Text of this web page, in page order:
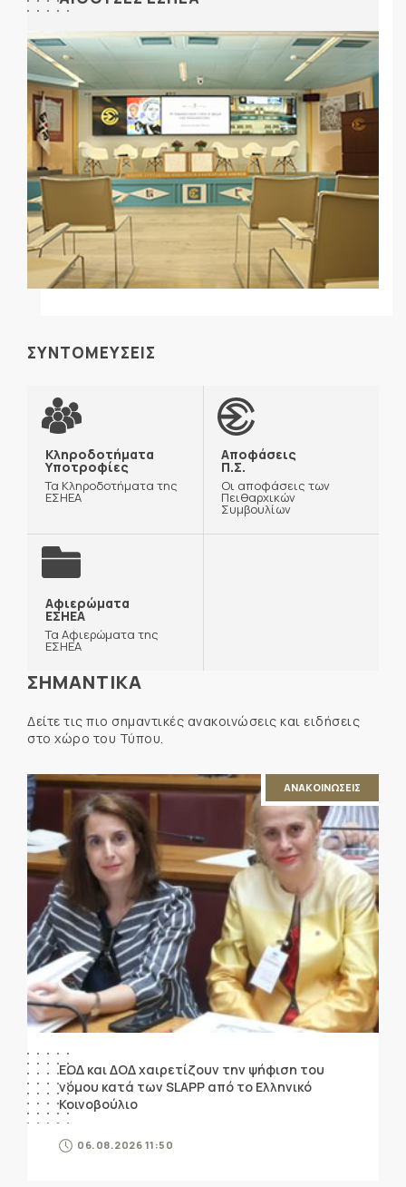
ΣΥΝΤΟΜΕΥΣΕΙΣ
Κληροδοτήματα
Υποτροφίες
Τα Κληροδοτήματα της
ΕΣΗΕΑ
Αποφάσεις
Π.Σ.
Οι αποφάσεις των
Πειθαρχικών
Συμβουλίων
Αφιερώματα
ΕΣΗΕΑ
Τα Αφιερώματα της
ΕΣΗΕΑ
ΣΗΜΑΝΤΙΚΑ
Δείτε τις πιο σημαντικές ανακοινώσεις και ειδήσεις
στο χώρο του Τύπου.
ΑΝΑΚΟΙΝΩΣΕΙΣ
ΕΟΔ και ΔΟΔ χαιρετίζουν την ψήφιση του
νόμου κατά των SLAPP από το Ελληνικό
Κοινοβούλιο
06.08.2026 11:50